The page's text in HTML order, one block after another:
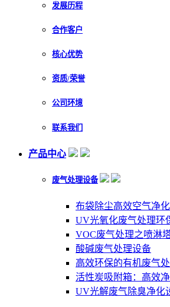
发展历程
合作客户
核心优势
资质/荣誉
公司环境
联系我们
产品中心
废气处理设备
布袋除尘高效空气净
UV光氧化废气处理环
VOC废气处理之喷淋
酸碱废气处理设备
高效环保的有机废气
活性炭吸附箱：高效
UV光解废气除臭净化